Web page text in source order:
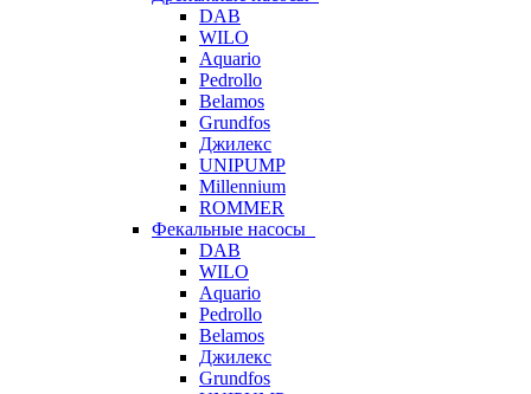
DAB
WILO
Aquario
Pedrollo
Belamos
Grundfos
Джилекс
UNIPUMP
Millennium
ROMMER
Фекальные насосы
DAB
WILO
Aquario
Pedrollo
Belamos
Джилекс
Grundfos